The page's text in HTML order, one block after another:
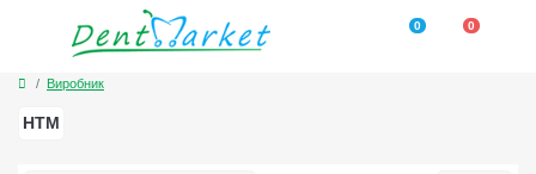
0 0
Виробник
HTM